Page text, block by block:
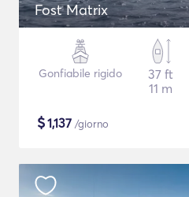
Fost Matrix
Gonfiabile rigido
37 ft
11 m
$1,137 /giorno